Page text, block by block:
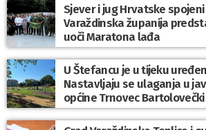
Sjever i jug Hrvatske
Varaždinska županija
uoči Maratona lađa
U Štefancu je u tijeku
Nastavljaju se ulaganja u
općine Trnovec Bartolovečki